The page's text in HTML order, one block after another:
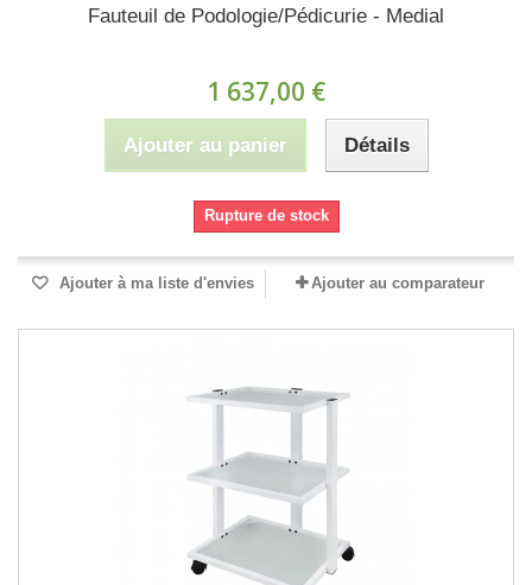
Fauteuil de Podologie/Pédicurie - Medial
1 637,00 €
Ajouter au panier Détails
Rupture de stock
Ajouter à ma liste d'envies Ajouter au comparateur